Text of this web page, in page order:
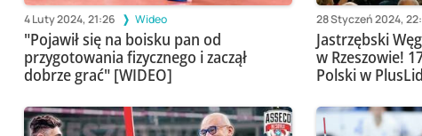
4 Luty 2024, 21:26 Wideo
"Pojawił się na boisku pan od
przygotowania fizycznego i zaczął
dobrze grać" [WIDEO]
28 Styczeń 2024,
Jastrzębski
w Rzeszowie!
Polski w